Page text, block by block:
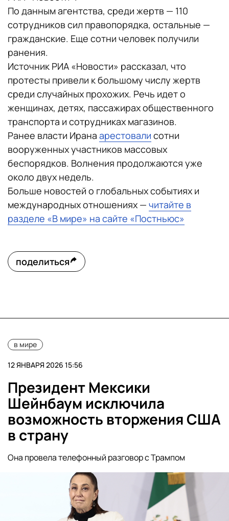
По данным агентства, среди жертв — 110
сотрудников сил правопорядка, остальные —
гражданские. Еще сотни человек получили
ранения.
Источник РИА «Новости» рассказал, что
протесты привели к большому числу жертв
среди случайных прохожих. Речь идет о
женщинах, детях, пассажирах общественного
транспорта и сотрудниках магазинов.
Ранее власти Ирана арестовали сотни
вооруженных участников массовых
беспорядков. Волнения продолжаются уже
около двух недель.
Больше новостей о глобальных событиях и
международных отношениях — читайте в
разделе «В мире» на сайте «Постньюс»
поделиться
в мире
12 ЯНВАРЯ 2026 15:56
Президент Мексики
Шейнбаум исключила
возможность вторжения США
в страну
Она провела телефонный разговор с Трампом